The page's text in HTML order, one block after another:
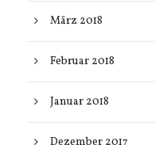
März 2018
Februar 2018
Januar 2018